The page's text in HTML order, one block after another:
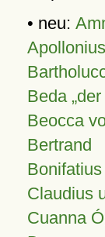
• neu:
Beda
Beocca
Bertrand
Claudius
Cuanna